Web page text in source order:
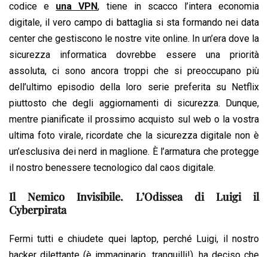
codice e una VPN, tiene in scacco l’intera economia
digitale, il vero campo di battaglia si sta formando nei data
center che gestiscono le nostre vite online. In un’era dove la
sicurezza informatica dovrebbe essere una priorità
assoluta, ci sono ancora troppi che si preoccupano più
dell’ultimo episodio della loro serie preferita su Netflix
piuttosto che degli aggiornamenti di sicurezza. Dunque,
mentre pianificate il prossimo acquisto sul web o la vostra
ultima foto virale, ricordate che la sicurezza digitale non è
un’esclusiva dei nerd in maglione. È l’armatura che protegge
il nostro benessere tecnologico dal caos digitale.
Il Nemico Invisibile. L’Odissea di Luigi il
Cyberpirata
Fermi tutti e chiudete quei laptop, perché Luigi, il nostro